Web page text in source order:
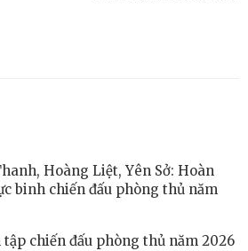
Hoàng Liệt, Yên Sở: Hoàn
binh chiến đấu phòng thủ năm
tập chiến đấu phòng thủ năm 2026